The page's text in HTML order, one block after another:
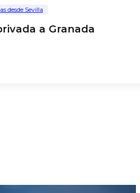
desde Sevilla
a Granada